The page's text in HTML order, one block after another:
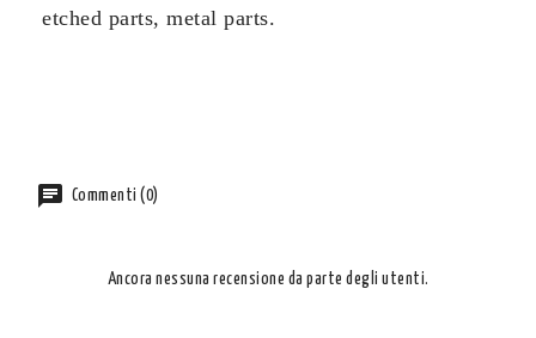
etched parts, metal parts.
Commenti (0)
Ancora nessuna recensione da parte degli utenti.